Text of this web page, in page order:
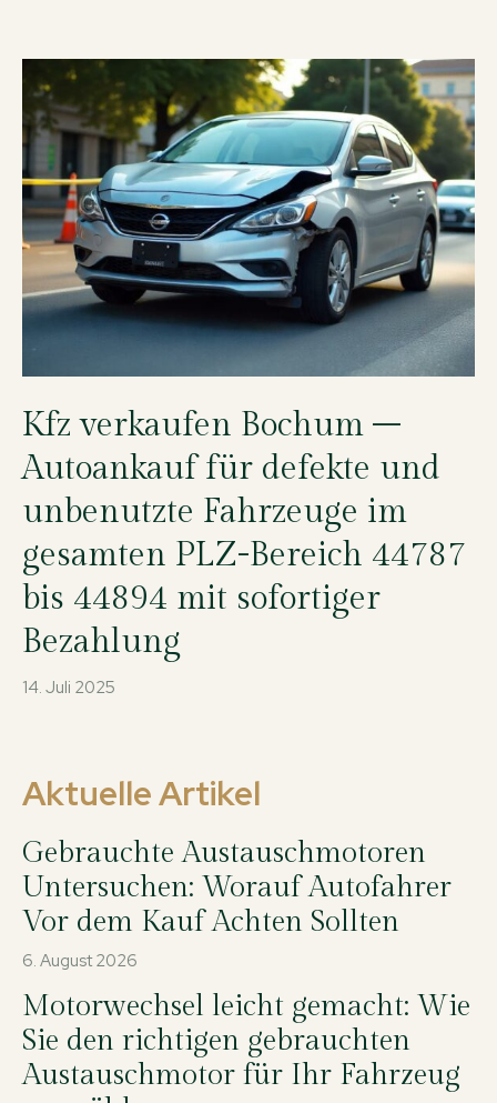
Kfz verkaufen Bochum –
Autoankauf für defekte und
unbenutzte Fahrzeuge im
gesamten PLZ-Bereich 44787
bis 44894 mit sofortiger
Bezahlung
14. Juli 2025
Aktuelle Artikel
Gebrauchte Austauschmotoren
Untersuchen: Worauf Autofahrer
Vor dem Kauf Achten Sollten
6. August 2026
Motorwechsel leicht gemacht: Wie
Sie den richtigen gebrauchten
Austauschmotor für Ihr Fahrzeug